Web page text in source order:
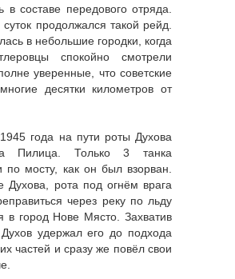
в составе передового отряда.
продолжался такой рейд.
в небольшие городки, когда
спокойно смотрели
уверенные, что советские
десятки километров от
года на пути роты Духова
Пилица. Только 3 танка
по мосту, как он был взорван.
Духова, рота под огнём врага
через реку по льду
в город Нове Място. Захватив
удержал его до подхода
частей и сразу же повёл свои